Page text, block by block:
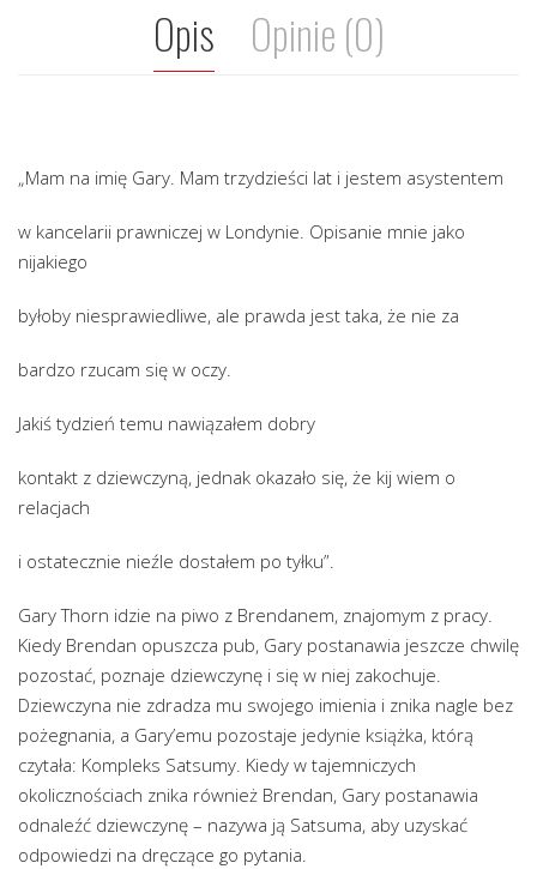
Opis Opinie (0)
„Mam na imię Gary. Mam trzydzieści lat i jestem asystentem
w kancelarii prawniczej w Londynie. Opisanie mnie jako
nijakiego
byłoby niesprawiedliwe, ale prawda jest taka, że nie za
bardzo rzucam się w oczy.
Jakiś tydzień temu nawiązałem dobry
kontakt z dziewczyną, jednak okazało się, że kij wiem o
relacjach
i ostatecznie nieźle dostałem po tyłku”.
Gary Thorn idzie na piwo z Brendanem, znajomym z pracy.
Kiedy Brendan opuszcza pub, Gary postanawia jeszcze chwilę
pozostać, poznaje dziewczynę i się w niej zakochuje.
Dziewczyna nie zdradza mu swojego imienia i znika nagle bez
pożegnania, a Gary’emu pozostaje jedynie książka, którą
czytała: Kompleks Satsumy. Kiedy w tajemniczych
okolicznościach znika również Brendan, Gary postanawia
odnaleźć dziewczynę – nazywa ją Satsuma, aby uzyskać
odpowiedzi na dręczące go pytania.